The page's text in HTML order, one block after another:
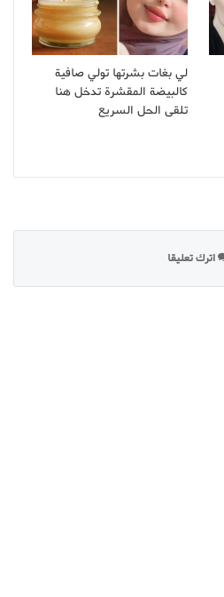
لي بغات بشرتها تولي صافية
كالبيضة المقشرة تدخل هنا
تلقى الحل السريع
اترك تعليقا